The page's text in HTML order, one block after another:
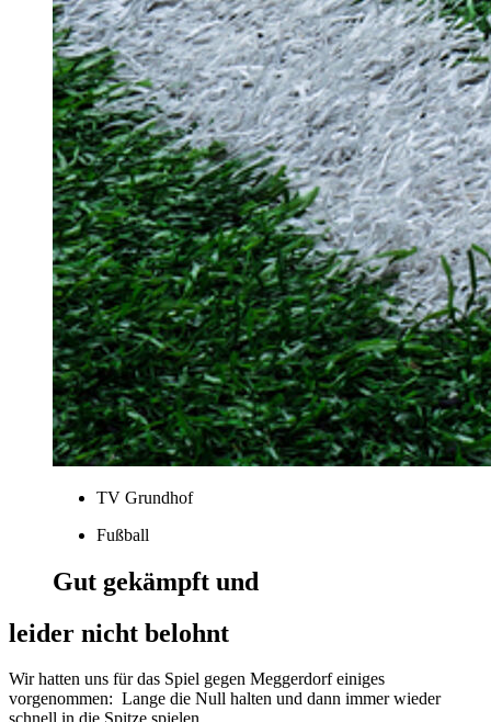
TV Grundhof
Fußball
Gut gekämpft und
leider nicht belohnt
Wir hatten uns für das Spiel gegen Meggerdorf einiges
vorgenommen: Lange die Null halten und dann immer wieder